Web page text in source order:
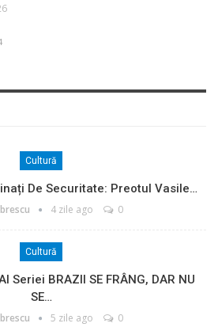
Cultură
De Securitate: Preotul Vasile…
4 zile ago 0
Cultură
Seriei BRAZII SE FRÂNG, DAR NU
SE…
5 zile ago 0